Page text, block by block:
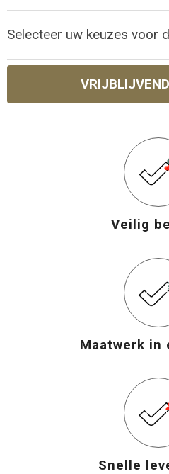
Selecteer uw keuzes voor
Veilig
Maatwerk in
Snelle